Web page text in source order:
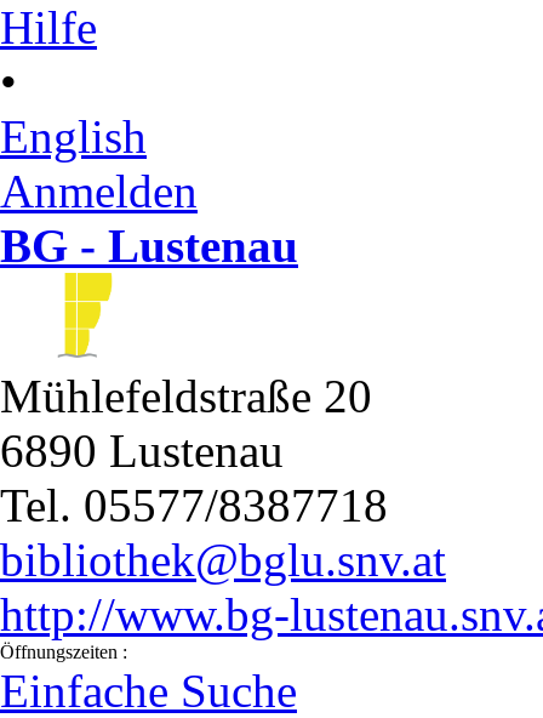
Hilfe
•
English
Anmelden
BG - Lustenau
Mühlefeldstraße 20
6890 Lustenau
Tel. 05577/8387718
bibliothek@bglu.snv.at
http://www.bg-
Öffnungszeiten :
Einfache Suche